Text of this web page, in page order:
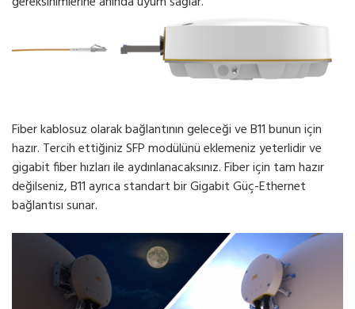
Fiber kablosuz olarak bağlantının geleceği ve B11 bunun için
hazır. Tercih ettiğiniz SFP modülünü eklemeniz yeterlidir ve
gigabit fiber hızları ile aydınlanacaksınız. Fiber için tam hazır
değilseniz, B11 ayrıca standart bir Gigabit Güç-Ethernet
bağlantısı sunar.